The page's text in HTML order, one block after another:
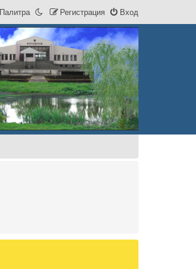
Вход
Регистрация
Палитра